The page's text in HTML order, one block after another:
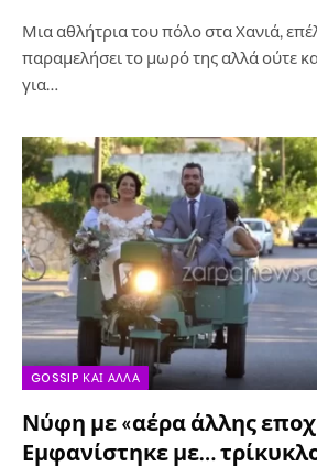
Μια αθλήτρια του πόλο στα Χανιά,
παραμελήσει το μωρό της αλλά ούτε
για…
GOSSIP ΚΑΙ ΆΛΛΑ
Νύφη με «αέρα άλλης
Εμφανίστηκε με…